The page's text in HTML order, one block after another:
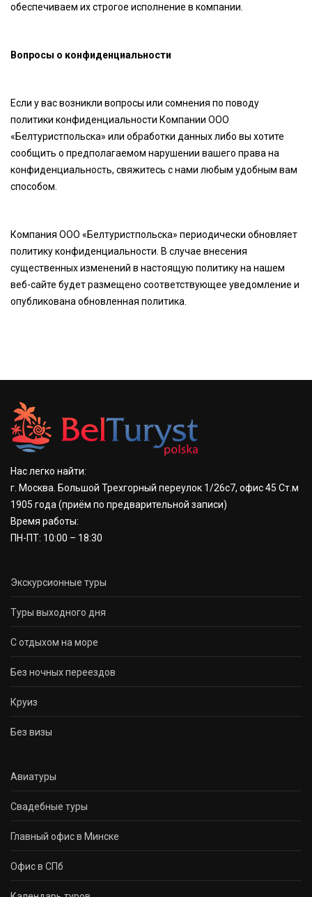
обеспечиваем их строгое исполнение в компании.
Вопросы о конфиденциальности
Если у вас возникли вопросы или сомнения по поводу
политики конфиденциальности Компании ООО
«Белтуристпольска» или обработки данных либо вы хотите
сообщить о предполагаемом нарушении вашего права на
конфиденциальность, свяжитесь с нами любым удобным вам
способом.
Компания ООО «Белтуристпольска» периодически обновляет
политику конфиденциальности. В случае внесения
существенных изменений в настоящую политику на нашем
веб-сайте будет размещено соответствующее уведомление и
опубликована обновленная политика.
Нас легко найти:
г. Москва. Большой Трехгорный переулок 1/26с7, офис 45 Ст.м
1905 года (приём по предварительной записи)
Время работы:
ПН-ПТ: 10:00 – 18:30
Экскурсионные туры
Туры выходного дня
С отдыхом на море
Без ночных переездов
Круиз
Без визы
Авиатуры
Свадебные туры
Главный офис в Минске
Офис в СПб